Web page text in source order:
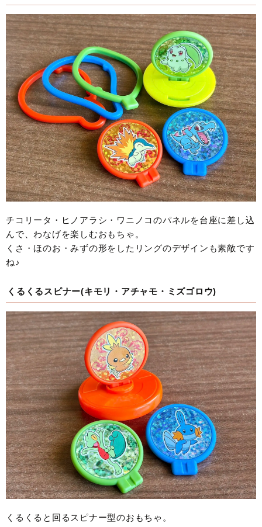
チコリータ・ヒノアラシ・ワニノコのパネルを台座に差し込
んで、わなげを楽しむおもちゃ。
くさ・ほのお・みずの形をしたリングのデザインも素敵です
ね♪
くるくるスピナー(キモリ・アチャモ・ミズゴロウ)
くるくると回るスピナー型のおもちゃ。